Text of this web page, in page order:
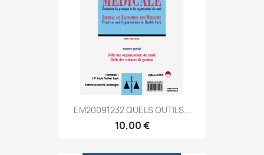
EM20091232 QUELS OUTILS...
10,00 €